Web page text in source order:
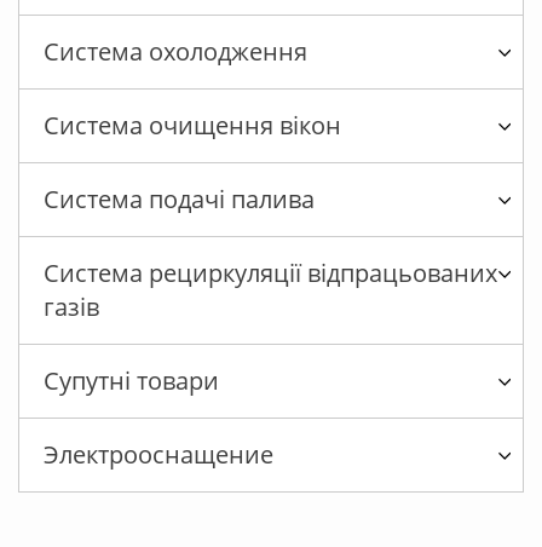
Система охолодження
Система очищення вікон
Система подачі палива
Система рециркуляції відпрацьованих
газів
Супутні товари
Электрооснащение